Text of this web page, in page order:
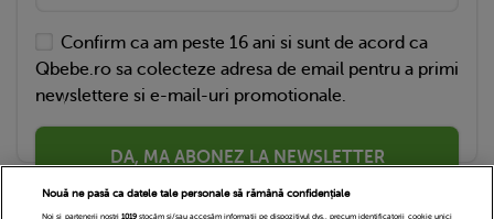
Confirm ca am peste 16 ani si sunt de acord ca
Qbebe.ro sa colecteze adresa de email pentru a primi
newslettere si e-mail-uri promotionale.
DA, MA ABONEZ LA NEWSLETTER
Nouă ne pasă ca datele tale personale să rămână confidențiale
Noi și partenerii noștri 1019stocăm și/sau accesăm informații pe dispozitivul dvs., precum identificatorii cookie unici